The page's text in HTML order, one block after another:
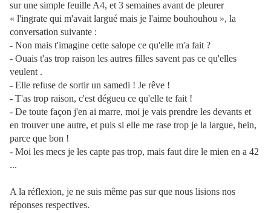
sur une simple feuille A4, et 3 semaines avant de pleurer
« l'ingrate qui m'avait largué mais je l'aime bouhouhou », la
conversation suivante :
- Non mais t'imagine cette salope ce qu'elle m'a fait ?
- Ouais t'as trop raison les autres filles savent pas ce qu'elles
veulent .
- Elle refuse de sortir un samedi ! Je rêve !
- T'as trop raison, c'est dégueu ce qu'elle te fait !
- De toute façon j'en ai marre, moi je vais prendre les devants et
en trouver une autre, et puis si elle me rase trop je la largue, hein,
parce que bon !
- Moi les mecs je les capte pas trop, mais faut dire le mien en a 42
...
A la réflexion, je ne suis même pas sur que nous lisions nos
réponses respectives.